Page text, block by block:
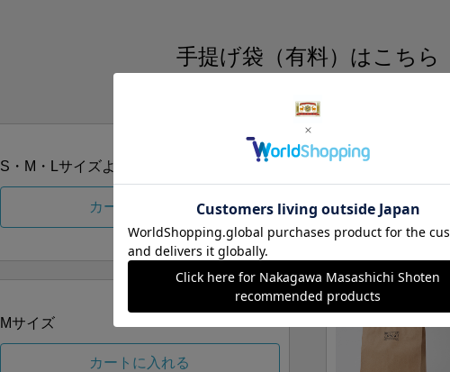
手提げ袋（有料）はこちら
S・M・Lの3つサイズをご用意しております。
S・M・Lサイズより当店にお任せ
カートに入れる
Mサイズ
カートに入れる